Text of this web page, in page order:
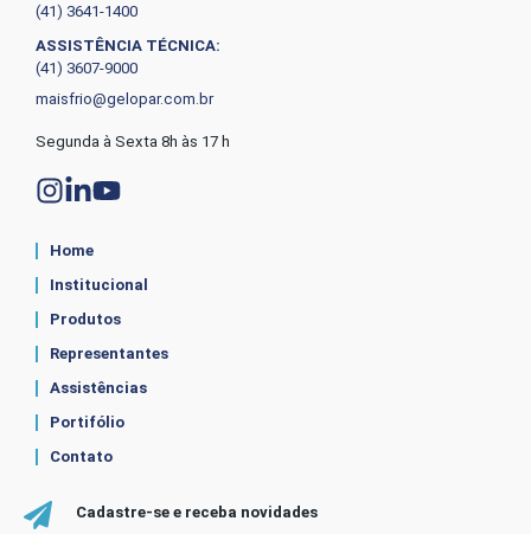
(41) 3641-1400
ASSISTÊNCIA TÉCNICA:
(41) 3607-9000
maisfrio@gelopar.com.br
Segunda à Sexta 8h às 17 h
Home
Institucional
Produtos
Representantes
Assistências
Portifólio
Contato
Cadastre-se e receba novidades